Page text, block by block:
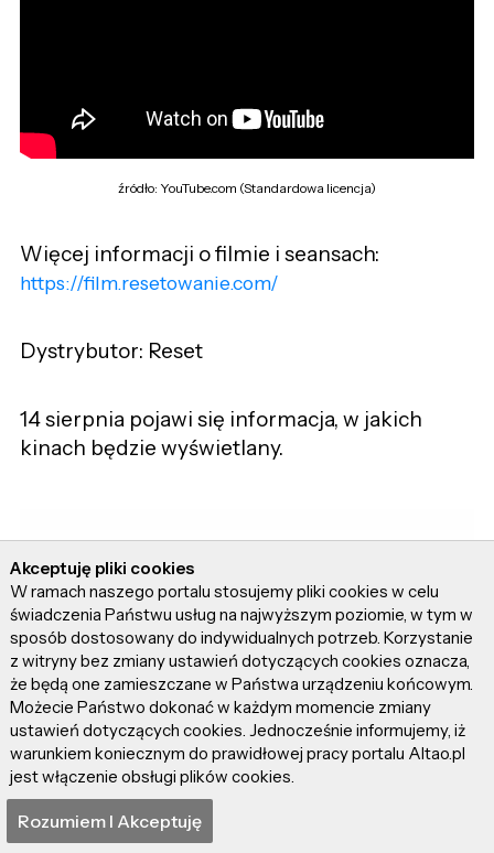
źródło: YouTube.com (Standardowa licencja)
Więcej informacji o filmie i seansach:
https://film.resetowanie.com/
Dystrybutor: Reset
14 sierpnia pojawi się informacja, w jakich
kinach będzie wyświetlany.
Akceptuję pliki cookies
W ramach naszego portalu stosujemy pliki cookies w celu
świadczenia Państwu usług na najwyższym poziomie, w tym w
sposób dostosowany do indywidualnych potrzeb. Korzystanie
z witryny bez zmiany ustawień dotyczących cookies oznacza,
że będą one zamieszczane w Państwa urządzeniu końcowym.
Możecie Państwo dokonać w każdym momencie zmiany
ustawień dotyczących cookies. Jednocześnie informujemy, iż
warunkiem koniecznym do prawidłowej pracy portalu Altao.pl
jest włączenie obsługi plików cookies.
Rozumiem I Akceptuję